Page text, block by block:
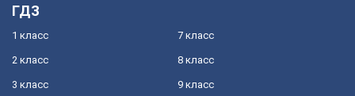
ГДЗ
1 класс
2 класс
3 класс
7 класс
8 класс
9 класс